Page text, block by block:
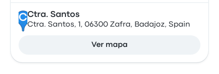
CCtra. Santos
Ctra. Santos, 1, 06300 Zafra, Badajoz, Spain
Ver mapa